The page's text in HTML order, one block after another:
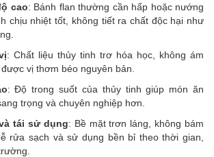
cao: Bánh flan thường cần hấp hoặc nướng
chịu nhiệt tốt, không tiết ra chất độc hại như
: Chất liệu thủy tinh trơ hóa học, không ám
vị thơm béo nguyên bản.
: Độ trong suốt của thủy tinh giúp món ăn
trọng và chuyên nghiệp hơn.
tái sử dụng: Bề mặt trơn láng, không bám
rửa sạch và sử dụng bền bỉ theo thời gian,